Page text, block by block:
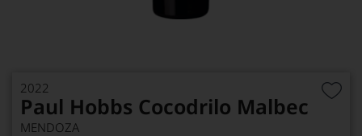
2022
Paul Hobbs Cocodrilo Malbec
MENDOZA